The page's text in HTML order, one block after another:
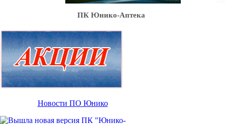
ПК Юнико-Аптека
Новости ПО Юнико